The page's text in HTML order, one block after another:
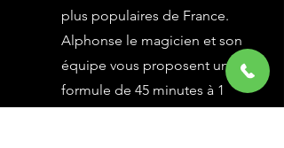
plus populaires de France.
Alphonse le magicien et son
équipe vous proposent une
formule de 45 minutes à 1